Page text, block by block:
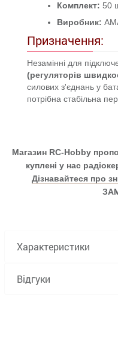
Комплект: 50
Виробник:
Призначення:
Незамінні для
(регуляторів
силових з'єднань у
потрібна стабільна
Магазин RC-Hobby
куплені у нас
Дізнавайтеся про
Характеристики
Відгуки